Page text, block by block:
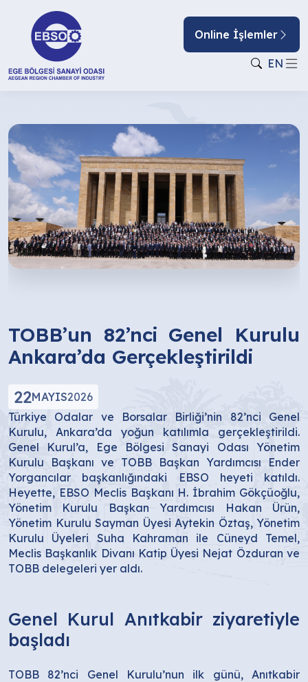
Online İşlemler
EN
TOBB’un 82’nci Genel Kurulu
Ankara’da Gerçekleştirildi
22MAYIS2026
Türkiye Odalar ve Borsalar Birliği’nin 82’nci Genel
Kurulu, Ankara’da yoğun katılımla gerçekleştirildi.
Genel Kurul’a, Ege Bölgesi Sanayi Odası Yönetim
Kurulu Başkanı ve TOBB Başkan Yardımcısı Ender
Yorgancılar başkanlığındaki EBSO heyeti katıldı.
Heyette, EBSO Meclis Başkanı H. İbrahim Gökçüoğlu,
Yönetim Kurulu Başkan Yardımcısı Hakan Ürün,
Yönetim Kurulu Sayman Üyesi Aytekin Öztaş, Yönetim
Kurulu Üyeleri Suha Kahraman ile Cüneyd Temel,
Meclis Başkanlık Divanı Katip Üyesi Nejat Özduran ve
TOBB delegeleri yer aldı.
Genel Kurul Anıtkabir ziyaretiyle
başladı
TOBB 82’nci Genel Kurulu’nun ilk günü, Anıtkabir